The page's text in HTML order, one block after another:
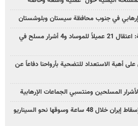
في جنوب محافظة سيستان وبلوشستان
وزارة الأمن الإيرانية: اعتقال 21 عميلاً للموساد و4 أشرار مسلح في
أهبة الاستعداد للتضحية بأرواحنا دفاعاً عن
بزشكيان: خططوا لإسقاط إيران خلال 48 ساعة وسوقها نحو السيناريو